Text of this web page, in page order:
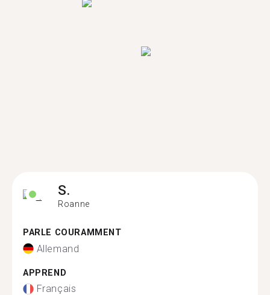
S.
Roanne
PARLE COURAMMENT
Allemand
APPREND
Français